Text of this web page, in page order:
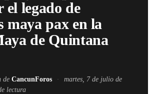
el legado de
maya pax en la
de Quintana
de CancunForos ·
martes, 7 de julio de
lectura